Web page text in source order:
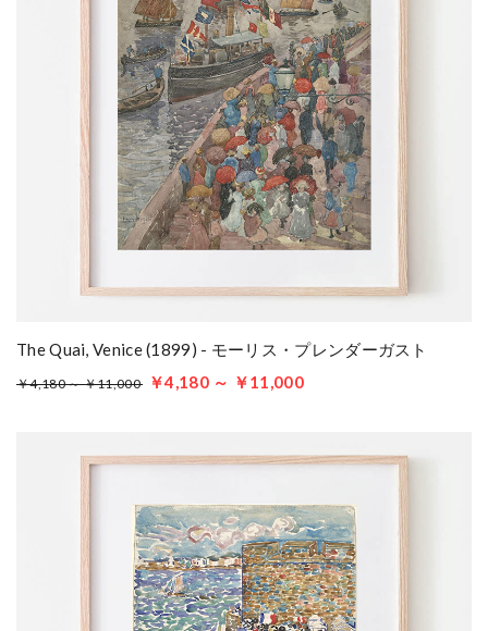
The Quai, Venice (1899) - モーリス・プレンダーガスト
￥4,180 ～ ￥11,000 ￥4,180 ～ ￥11,000